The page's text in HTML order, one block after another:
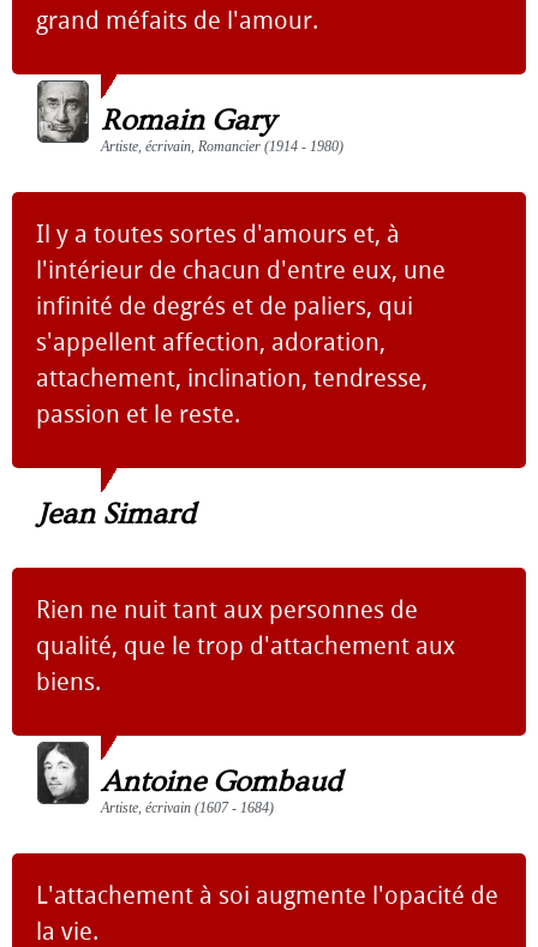
grand méfaits de l'amour.
Romain Gary
Artiste, écrivain, Romancier (1914 - 1980)
Il y a toutes sortes d'amours et, à
l'intérieur de chacun d'entre eux, une
infinité de degrés et de paliers, qui
s'appellent affection, adoration,
attachement, inclination, tendresse,
passion et le reste.
Jean Simard
Rien ne nuit tant aux personnes de
qualité, que le trop d'attachement aux
biens.
Antoine Gombaud
Artiste, écrivain (1607 - 1684)
L'attachement à soi augmente l'opacité de
la vie.